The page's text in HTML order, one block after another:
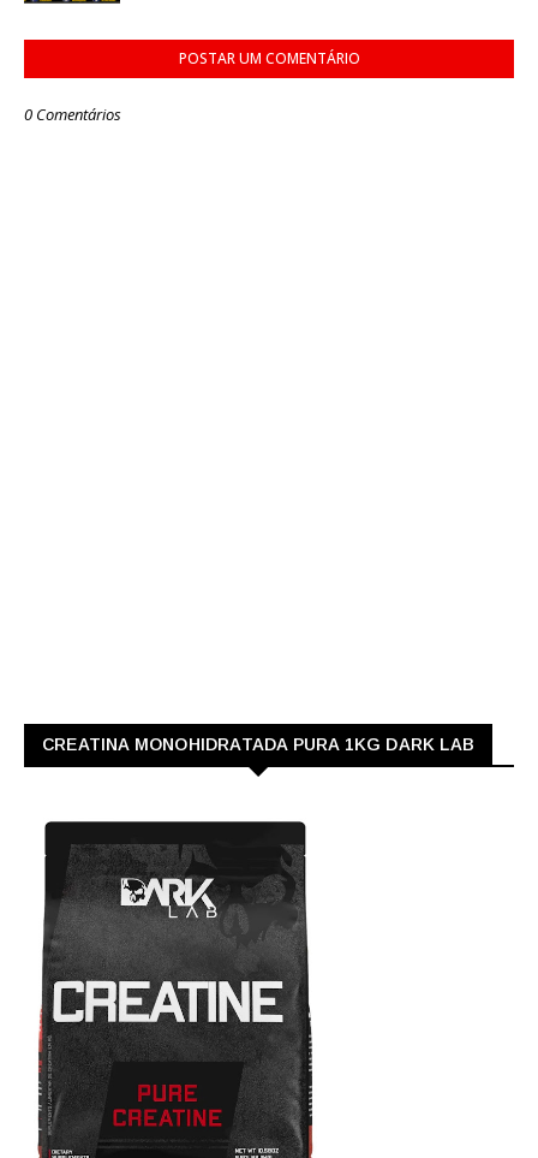
POSTAR UM COMENTÁRIO
0 Comentários
CREATINA MONOHIDRATADA PURA 1KG DARK LAB